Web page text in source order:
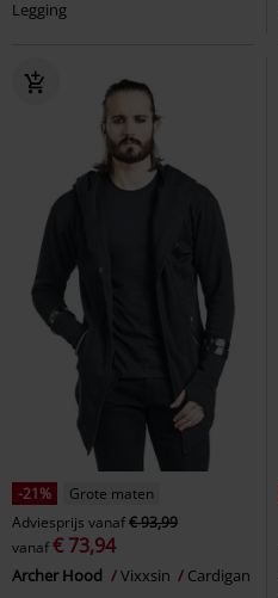
Legging
-21%
Grote maten
Adviesprijs vanaf€ 93,99
vanaf€ 73,94
Archer Hood Vixxsin Cardigan